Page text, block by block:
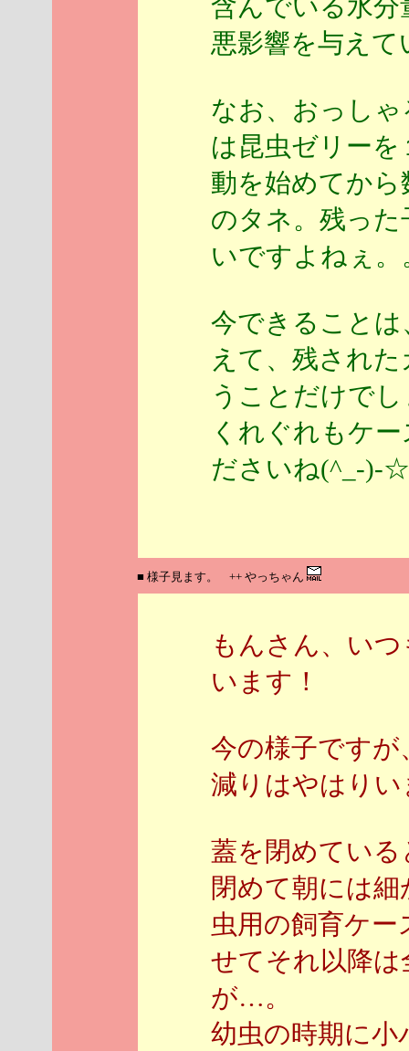
含んでいる水
悪影響を与え
なお、おっし
は昆虫ゼリー
動を始めてか
のタネ。残っ
いですよねぇ。
今できることは
えて、残され
うことだけで
くれぐれもケ
ださいね(^_-)-☆
■ 様子見ます。 ++ やっちゃん
もんさん、い
います！
今の様子です
減りはやはり
蓋を閉めてい
閉めて朝には
虫用の飼育ケ
せてそれ以降
が…。
幼虫の時期に